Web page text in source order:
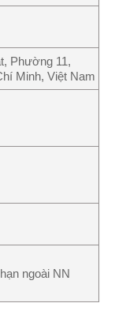
Phường 11,
Minh, Việt Nam
ngoài NN